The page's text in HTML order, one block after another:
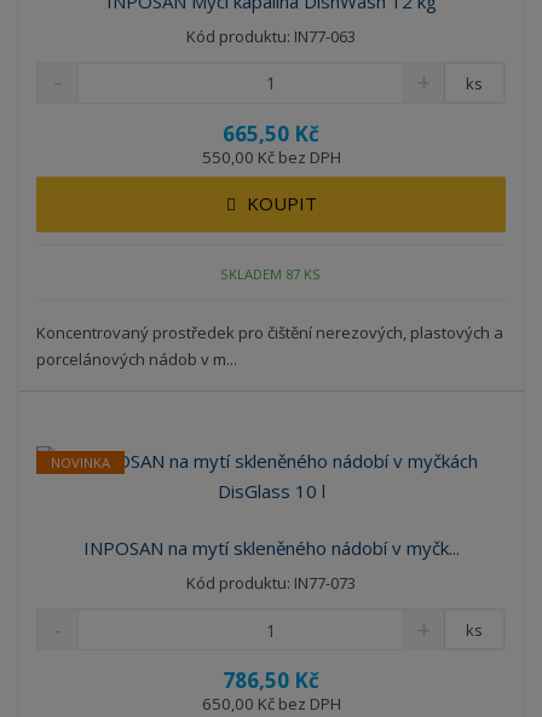
Kód produktu: IN77-063
665,50 Kč
550,00 Kč bez DPH
ks
KOUPIT
SKLADEM 87 KS
Koncentrovaný prostředek pro čištění nerezových, plastových a
porcelánových nádob v m...
NOVINKA
INPOSAN na mytí skleněného nádobí v myčk...
Kód produktu: IN77-073
786,50 Kč
650,00 Kč bez DPH
ks